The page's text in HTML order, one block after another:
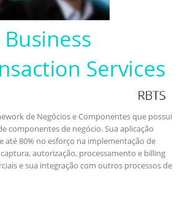
de Negócios e Componentes que possui
componentes de negócio. Sua aplicação
até 80% no esforço na implementação de
autorização, processamento e billing
e sua integração com outros processos de